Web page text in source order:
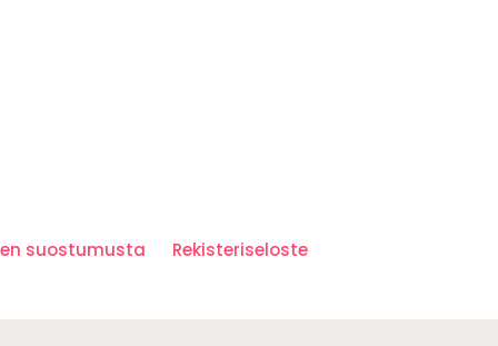
suostumusta Rekisteriseloste